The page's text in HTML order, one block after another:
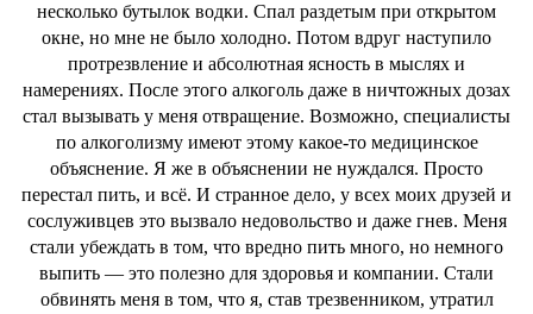
несколько бутылок водки. Спал раздетым при открытом
окне, но мне не было холодно. Потом вдруг наступило
протрезвление и абсолютная ясность в мыслях и
намерениях. После этого алкоголь даже в ничтожных дозах
стал вызывать у меня отвращение. Возможно, специалисты
по алкоголизму имеют этому какое-то медицинское
объяснение. Я же в объяснении не нуждался. Просто
перестал пить, и всё. И странное дело, у всех моих друзей и
сослуживцев это вызвало недовольство и даже гнев. Меня
стали убеждать в том, что вредно пить много, но немного
выпить — это полезно для здоровья и компании. Стали
обвинять меня в том, что я, став трезвенником, утратил